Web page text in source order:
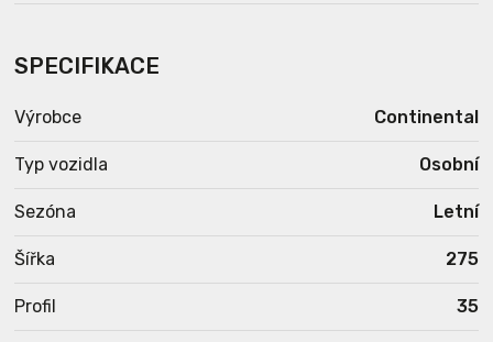
SPECIFIKACE
Výrobce Continental
Typ vozidla Osobní
Sezóna Letní
Šířka 275
Profil 35